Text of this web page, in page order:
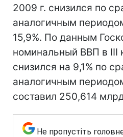
2009 г. снизился по
аналогичным
15,9%. По данным
номинальный ВВП в III
снизился на 9,1% по
аналогичным
составил 250,614
Не пропустіть